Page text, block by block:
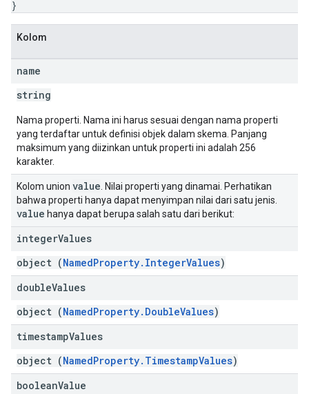
}
Kolom
name
string
Nama properti. Nama ini harus sesuai dengan nama properti
yang terdaftar untuk definisi objek dalam skema. Panjang
maksimum yang diizinkan untuk properti ini adalah 256
karakter.
Kolom union value . Nilai properti yang dinamai. Perhatikan
bahwa properti hanya dapat menyimpan nilai dari satu jenis.
value hanya dapat berupa salah satu dari berikut:
integerValues
object (NamedProperty.IntegerValues)
doubleValues
object (NamedProperty.DoubleValues)
timestampValues
object (NamedProperty.TimestampValues)
booleanValue